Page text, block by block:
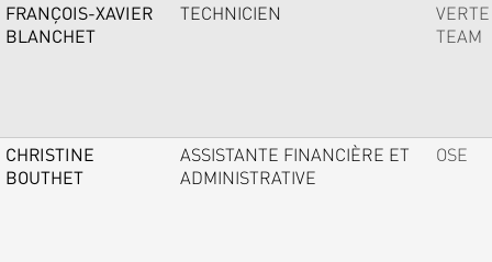
FRANÇOIS-XAVIER
BLANCHET
TECHNICIEN
VERTE
TEAM
CHRISTINE
BOUTHET
ASSISTANTE FINANCIÈRE ET
ADMINISTRATIVE
OSE